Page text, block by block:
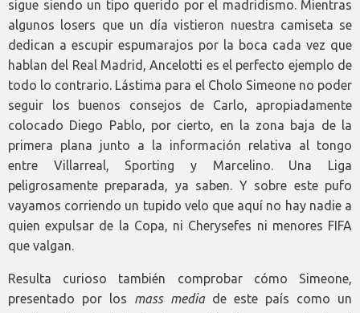
sigue siendo un tipo querido por el madridismo. Mientras
algunos losers que un día vistieron nuestra camiseta se
dedican a escupir espumarajos por la boca cada vez que
hablan del Real Madrid, Ancelotti es el perfecto ejemplo de
todo lo contrario. Lástima para el Cholo Simeone no poder
seguir los buenos consejos de Carlo, apropiadamente
colocado Diego Pablo, por cierto, en la zona baja de la
primera plana junto a la información relativa al tongo
entre Villarreal, Sporting y Marcelino. Una Liga
peligrosamente preparada, ya saben. Y sobre este pufo
vayamos corriendo un tupido velo que aquí no hay nadie a
quien expulsar de la Copa, ni Cherysefes ni menores FIFA
que valgan.
Resulta curioso también comprobar cómo Simeone,
presentado por los mass mediade este país como un